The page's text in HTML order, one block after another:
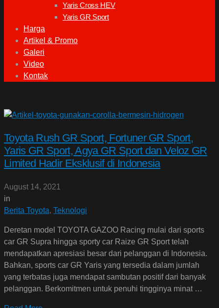
Yaris Cross HEV
Yaris GR Sport
Harga
Artikel & Promo
Galeri
Video
Kontak
Toyota Rush GR Sport, Fortuner GR Sport,
Yaris GR Sport, Agya GR Sport dan Veloz GR
Limited Hadir Eksklusif di Indonesia
August 14, 2021
in
Berita Toyota, Teknologi
Deretan model TOYOTA GAZOO Racing mulai dari sports
car GR Supra hingga sporty car Raize GR Sport telah
mendapatkan apresiasi besar dari pelanggan di Indonesia.
Bahkan, sports car GR Yaris yang tersedia dalam jumlah
yang terbatas juga mendapat sambutan positif dari banyak
pelanggan. Berkomitmen untuk penuhi tingginya minat …